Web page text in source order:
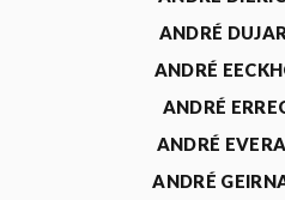
ANDRÉ
ANDRÉ
ANDRÉ
ANDRÉ
ANDRÉ